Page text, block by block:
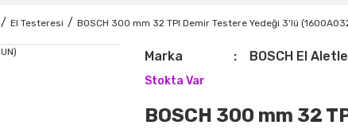
El Testeresi BOSCH 300 mm 32 TPI Demir Testere Yedeği 3'lü
Marka BOSCH El
Stokta Var
BOSCH 300 mm 32